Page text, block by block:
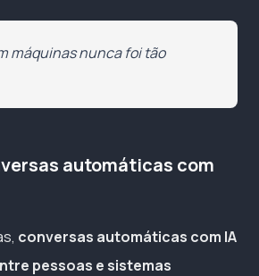
máquinas nunca foi tão
automáticas com
conversas automáticas com IA
pessoas e sistemas